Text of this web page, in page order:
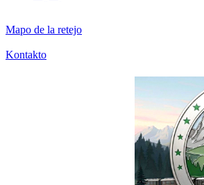
Mapo de la retejo
Kontakto